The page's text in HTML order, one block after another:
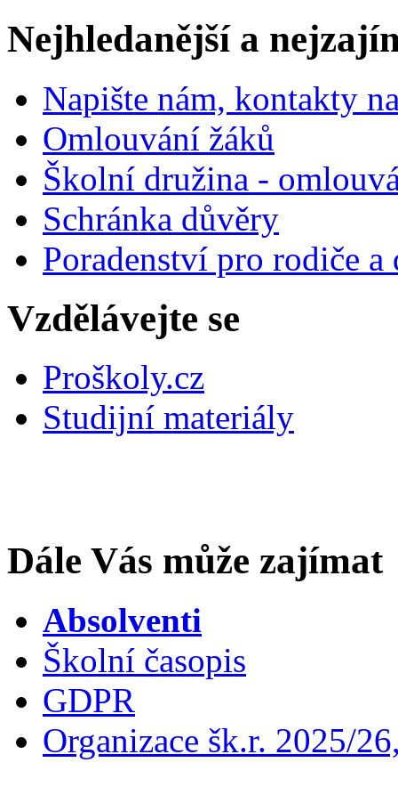
Nejhledanější a
Napište nám, kontakty
Omlouvání žáků
Školní družina -
Schránka důvěry
Poradenství pro rodiče
Vzdělávejte se
Proškoly.cz
Studijní materiály
Dále Vás může zajímat
Absolventi
Školní časopis
GDPR
Organizace šk.r. 2025/